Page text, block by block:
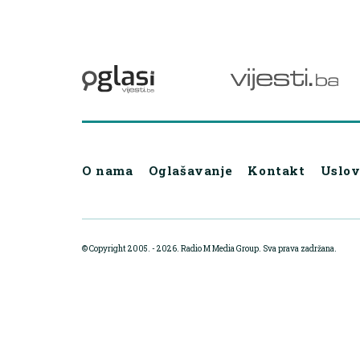
O nama Oglašavanje Kontakt
© Copyright 2005. - 2026. Radio M Media Group. Sva prava zadržana.